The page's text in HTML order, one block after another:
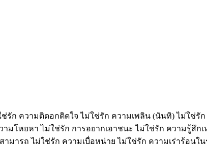
รัก ความติดอกติดใจ ไม่ใช่รัก ความเพลิน (นันทิ) ไม่ใช่รั
มโหยหา ไม่ใช่รัก การอยากเอาชนะ ไม่ใช่รัก ความรู้สึ
มารถ ไม่ใช่รัก ความเบื่อหน่าย ไม่ใช่รัก ความเร่าร้อน